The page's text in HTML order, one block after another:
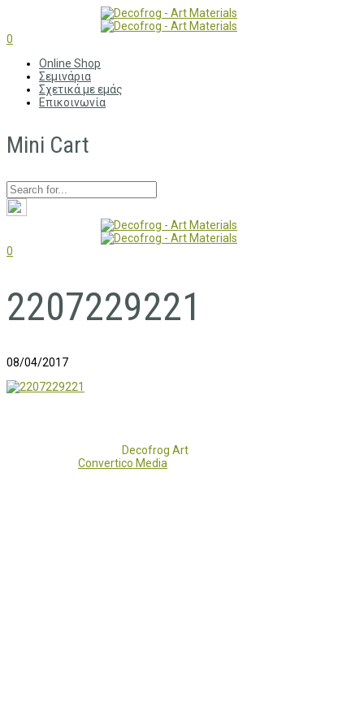
0
Online Shop
Σεμινάρια
Σχετικά με εμάς
Επικοινωνία
Mini Cart
0
2207229221
08/04/2017
Decofrog Art
Convertico Media